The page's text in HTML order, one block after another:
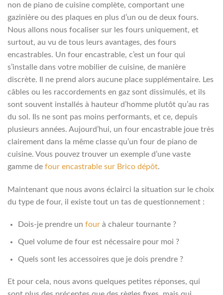
non de piano de cuisine complète, comportant une
gazinière ou des plaques en plus d’un ou de deux fours.
Nous allons nous focaliser sur les fours uniquement, et
surtout, au vu de tous leurs avantages, des fours
encastrables. Un four encastrable, c’est un four qui
s’installe dans votre mobilier de cuisine, de manière
discrète. Il ne prend alors aucune place supplémentaire. Les
câbles ou les raccordements en gaz sont dissimulés, et ils
sont souvent installés à hauteur d’homme plutôt qu’au ras
du sol. Ils ne sont pas moins performants, et ce, depuis
plusieurs années. Aujourd’hui, un four encastrable joue très
clairement dans la même classe qu’un four de piano de
cuisine. Vous pouvez trouver un exemple d’une vaste
gamme de four encastrable sur Brico dépôt.
Maintenant que nous avons éclairci la situation sur le choix
du type de four, il existe tout un tas de questionnement :
Dois-je prendre un fourà chaleur tournante ?
Quel volume de four est nécessaire pour moi ?
Quels sont les accessoires que je dois prendre ?
Et pour cela, nous avons quelques petites réponses, qui